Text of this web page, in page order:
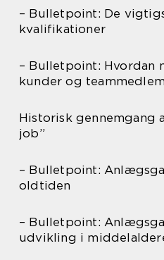
– Bulletpoint: De
kvalifikationer
– Bulletpoint: Hvordan
kunder og
Historisk gennemgang
job”
– Bulletpoint:
oldtiden
– Bulletpoint:
udvikling i